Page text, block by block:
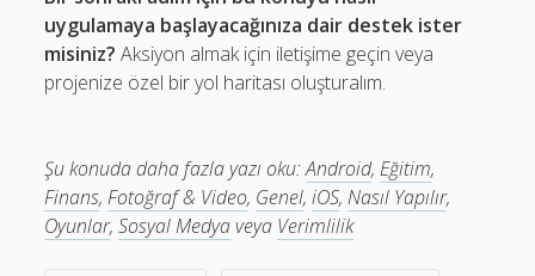
uygulamaya başlayacağınıza dair destek ister
misiniz? Aksiyon almak için iletişime geçin veya
projenize özel bir yol haritası oluşturalım.
Şu konuda daha fazla yazı oku: Android,Eğitim,
Finans,Fotoğraf & Video, Genel,iOS,Nasıl Yapılır,
Oyunlar,Sosyal Medyaveya Verimlilik